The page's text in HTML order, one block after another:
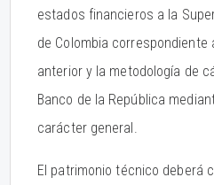
estados financieros a la
de Colombia correspondiente
anterior y la metodología de
Banco de la República
carácter general.
El patrimonio técnico deberá